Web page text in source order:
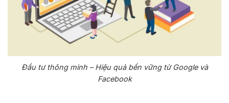
Đầu tư thông minh – Hiệu quả bền vững từ Google và
Facebook